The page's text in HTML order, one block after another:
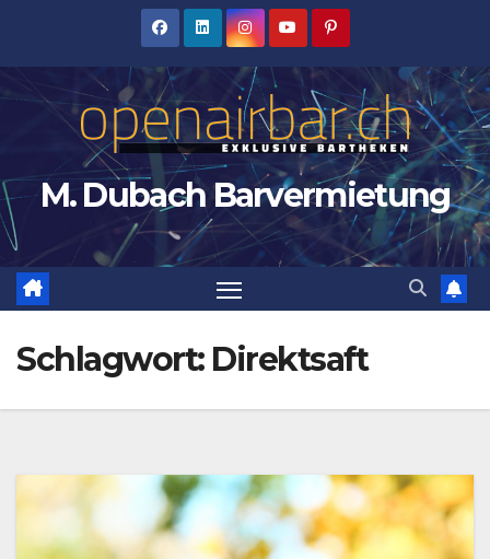
M. Dubach Barvermietung
Schlagwort: Direktsaft